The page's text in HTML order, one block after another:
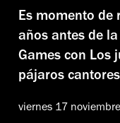
Es momento de
años antes de
Games con Los
pájaros
viernes 17